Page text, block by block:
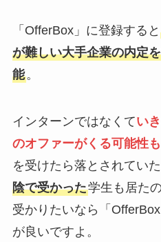
「OfferBox」に登録すると
が難しい大手企業の内定
能。
インターンではなくてい
のオファーがくる可能性
を受けたら落とされてい
陰で受かった学生も居た
受かりたいなら「
が良いですよ。